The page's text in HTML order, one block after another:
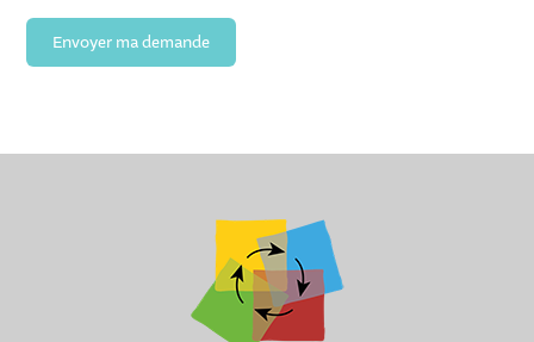
Envoyer ma demande